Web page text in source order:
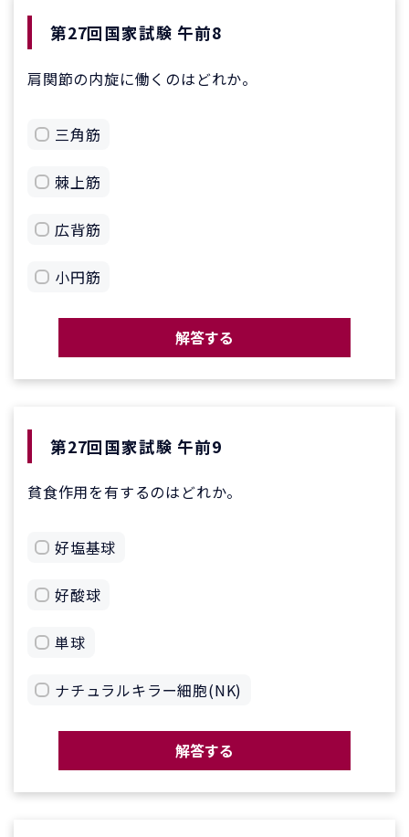
第27回国家試験 午前8
肩関節の内旋に働くのはどれか。
三角筋
棘上筋
広背筋
小円筋
解答する
第27回国家試験 午前9
貧食作用を有するのはどれか。
好塩基球
好酸球
単球
ナチュラルキラー細胞(NK)
解答する